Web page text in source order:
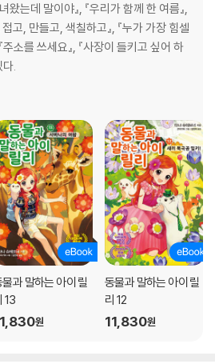
왔는데 말이야』, 『우리가 함께 한 여름』,
접고, 만들고, 색칠하고』, 『누가 가장 힘셀
주소를 쓰세요』, 『사장이 들키고 싶어 하
다.
과 말하는 아이 릴
13
원
동물과 말하는 아이 릴
리 12
11,830원